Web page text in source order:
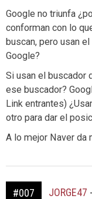
Google no triunfa
conforman con lo
buscan, pero usan
Google?
Si usan el buscador
ese buscador?
Link entrantes)
otro para dar el
A lo mejor Naver da
#007 JORGE47 -